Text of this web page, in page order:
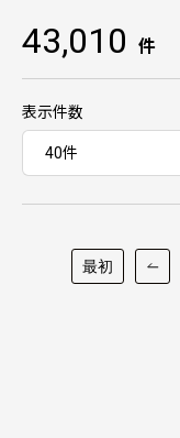
43,010 件
表示件数
最初